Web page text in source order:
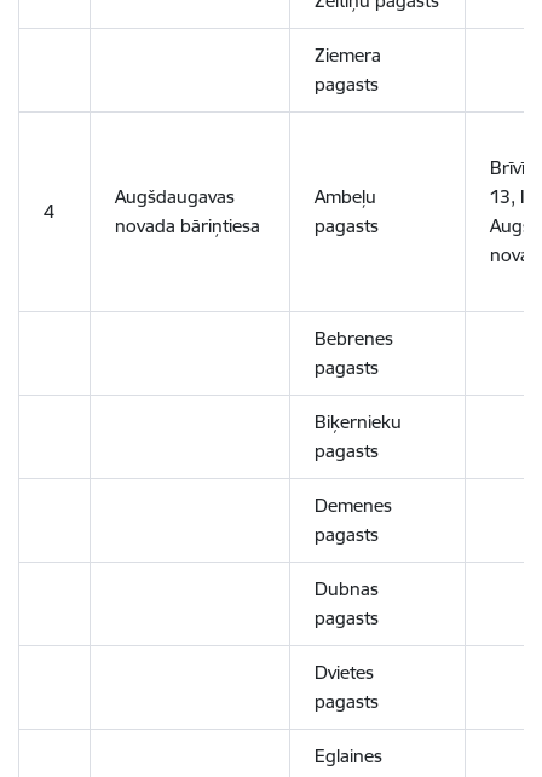
Ziemera
pagasts
4
Augšdaugavas
novada bāriņtiesa
Ambeļu
pagasts
13,
Bebrenes
pagasts
Biķernieku
pagasts
Demenes
pagasts
Dubnas
pagasts
Dvietes
pagasts
Eglaines